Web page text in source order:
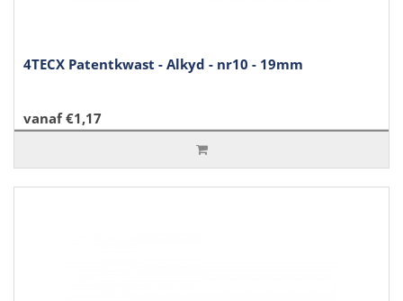
4TECX Patentkwast - Alkyd - nr10 - 19mm
vanaf €1,17